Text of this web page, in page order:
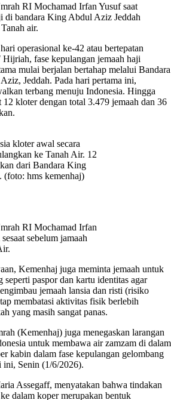
RI Mochamad Irfan Yusuf saat
di bandara King Abdul Aziz Jeddah
air.
operasional ke-42 atau bertepatan
fase kepulangan jemaah haji
mulai berjalan bertahap melalui Bandara
Jeddah. Pada hari pertama ini,
terbang menuju Indonesia. Hingga
kloter dengan total 3.479 jemaah dan 36
kloter awal secara
ke Tanah Air. 12
dari Bandara King
(foto: hms kemenhaj)
RI Mochamad Irfan
sebelum jamaah
Kemenhaj juga meminta jemaah untuk
seperti paspor dan kartu identitas agar
jemaah lansia dan risti (risiko
membatasi aktivitas fisik berlebih
yang masih sangat panas.
(Kemenhaj) juga menegaskan larangan
untuk membawa air zamzam di dalam
kabin dalam fase kepulangan gelombang
ini, Senin (1/6/2026).
Assegaff, menyatakan bahwa tindakan
dalam koper merupakan bentuk